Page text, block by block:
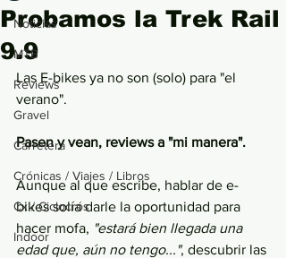
Noticias
MTB
Reviews
Gravel
Carretera
Crónicas / Viajes / Libros
Cx / Ciclocrós
Indoor
Probamos la Trek Rail
9.9
Las E-bikes ya no son (solo) para "el
verano".
Pasen y vean, reviews a "mi manera".
Aunque al que escribe, hablar de e-
bikes solía darle la oportunidad para
hacer mofa, "estará bien llegada una
edad que, aún no tengo...", descubrir las